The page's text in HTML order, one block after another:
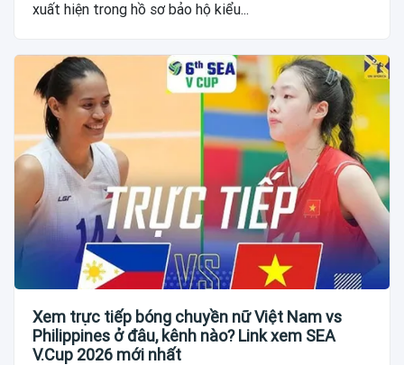
xuất hiện trong hồ sơ bảo hộ kiểu...
Xem trực tiếp bóng chuyền nữ Việt Nam vs
Philippines ở đâu, kênh nào? Link xem SEA
V.Cup 2026 mới nhất